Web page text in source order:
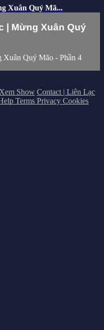
Xuân Quý Mã...
| Mừng Xuân Quý
Quý Mão - Phần 4
Show Contact | Liên Lạc
Terms Privacy Cookies